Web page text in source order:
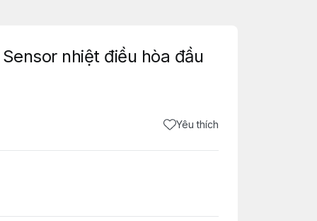
nhiệt điều hòa đầu
Yêu thích